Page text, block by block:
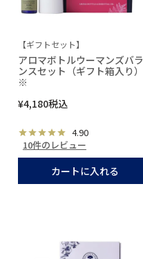
【ギフトセット】
アロマボトルウーマンズバラ
ンスセット（ギフト箱入り）
※
¥4,180税込
4.90
10件のレビュー
カートに入れる